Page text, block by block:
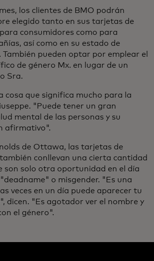
los clientes de BMO podrán
elegido tanto en sus tarjetas de
consumidores como para
así como en su estado de
También pueden optar por emplear el
de género Mx. en lugar de un
Sra.
cosa que significa mucho para la
"Puede tener un gran
mental de las personas y su
afirmativo".
de Ottawa, las tarjetas de
conllevan una cierta cantidad
son solo otra oportunidad en el día
o misgender. "Es una
veces en un día puede aparecer tu
dicen. "Es agotador ver el nombre y
el género".